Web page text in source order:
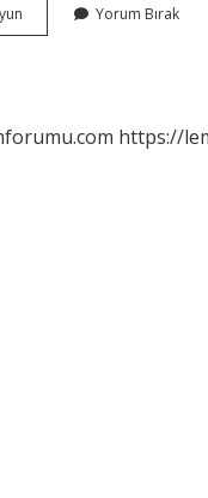
Ocakları
Yorum Bırak
https://